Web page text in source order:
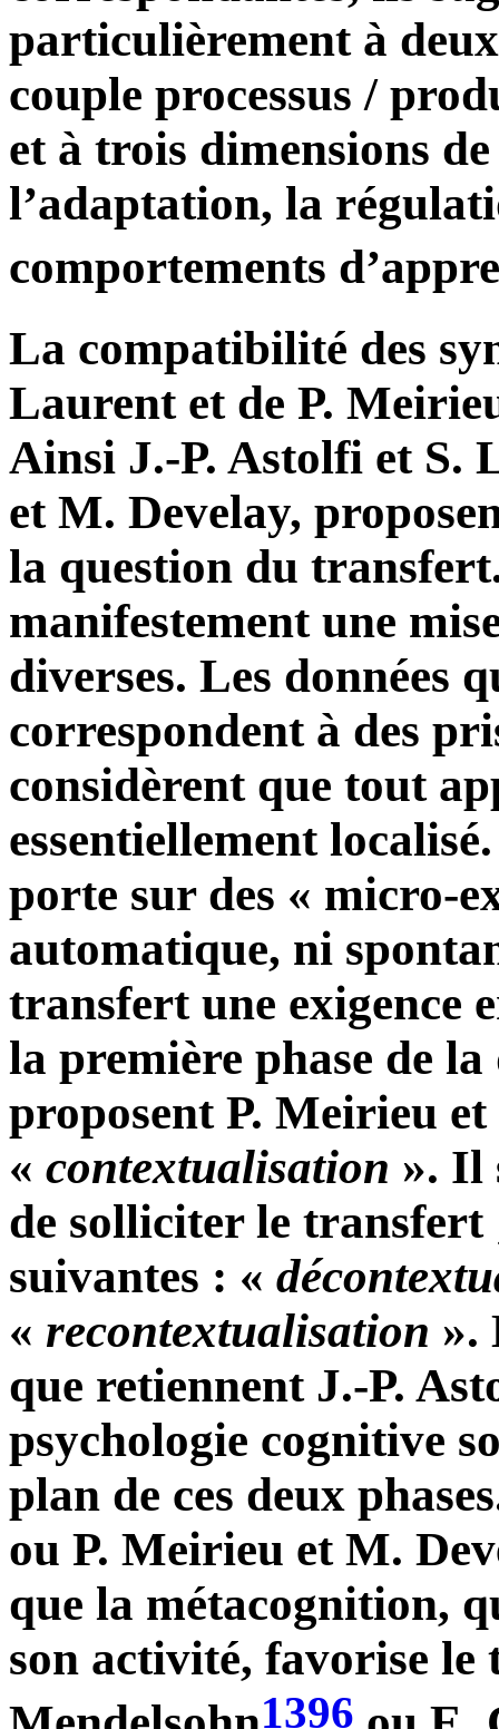
particulièrement à
couple processus /
et à trois dimensions
l’adaptation, la
comportements
La compatibilité des
Laurent et de P.
Ainsi J.-P. Astolfi et S.
et M. Develay,
la question du
manifestement une
diverses. Les données
correspondent à des
considèrent que tout
essentiellement
porte sur des « micro-
automatique, ni
transfert une exigence
la première phase de
proposent P. Meirieu
« contextualisation ». Il
de solliciter le transfert
suivantes : «
« recontextualisation ».
que retiennent J.-P.
psychologie cognitive
plan de ces deux
ou P. Meirieu et M.
que la métacognition,
son activité, favorise le
1396